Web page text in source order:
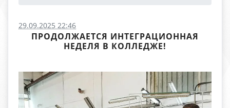
29.09.2025 22:46
ПРОДОЛЖАЕТСЯ ИНТЕГРАЦИОННАЯ
НЕДЕЛЯ В КОЛЛЕДЖЕ!